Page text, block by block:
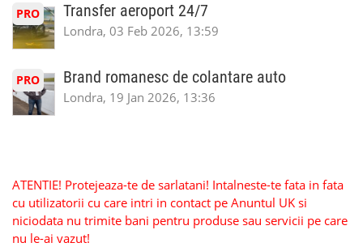
PRO Transfer aeroport 24/7
Londra, 03 Feb 2026, 13:59
PRO Brand romanesc de colantare auto
Londra, 19 Jan 2026, 13:36
ATENTIE! Protejeaza-te de sarlatani! Intalneste-te fata in fata
cu utilizatorii cu care intri in contact pe Anuntul UK si
niciodata nu trimite bani pentru produse sau servicii pe care
nu le-ai vazut!